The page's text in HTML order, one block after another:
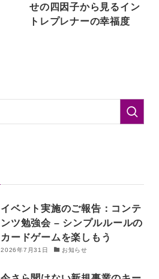
せの四因子から見るイン
トレプレナーの幸福度
イベント実施のご報告：コンテ
ンツ勉強会 – シンプルルールの
カードゲームを楽しもう
2026年7月31日 お知らせ